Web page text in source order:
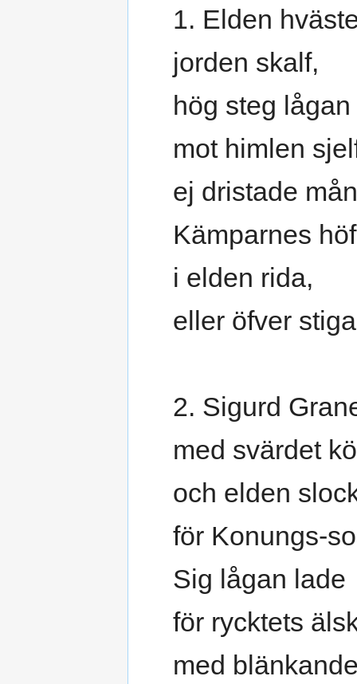
1. Elden
jorden skalf,
hög steg lågan
mot himlen
ej dristade
Kämparnes
i elden rida,
eller öfver
2. Sigurd
med svärdet
och elden
för Konungs-
Sig lågan lade
för rycktets
med